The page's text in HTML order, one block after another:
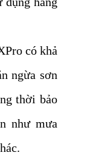
có khả
ngừa sơn
thời bảo
như mưa